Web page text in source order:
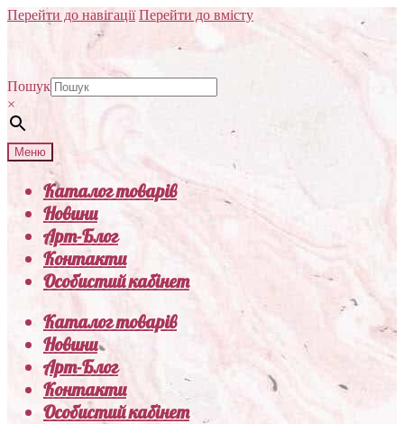
Перейти до навігації Перейти до вмісту
Пошук
×
Меню
Каталог товарів
Новини
Арт-Блог
Контакти
Особистий кабінет
Каталог товарів
Новини
Арт-Блог
Контакти
Особистий кабінет